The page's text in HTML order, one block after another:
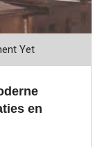
Yet
en